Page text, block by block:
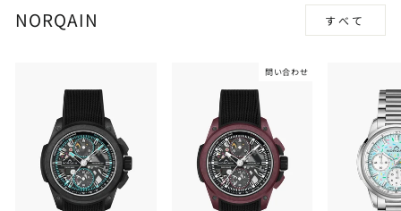
NORQAIN すべて
問い合わせ